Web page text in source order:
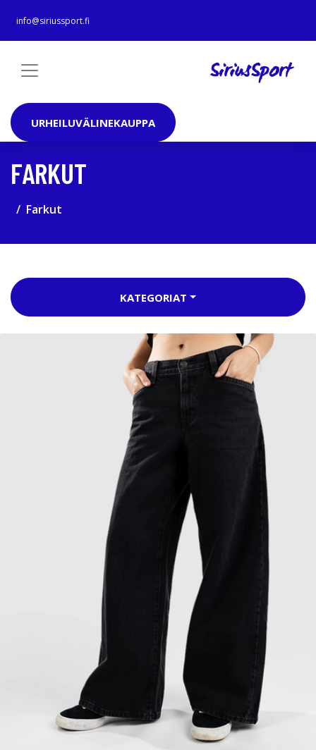
info@siriussport.fi
URHEILUVÄLINEKAUPPA
FARKUT
Farkut
KATEGORIAT